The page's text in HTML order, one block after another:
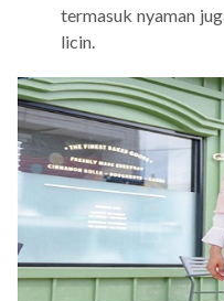
termasuk nyaman
licin.